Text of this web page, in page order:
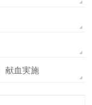
献血実施